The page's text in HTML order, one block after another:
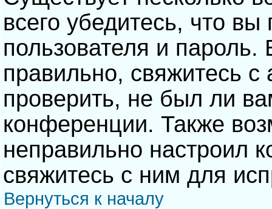
всего убедитесь, что
пользователя и
правильно, свяжитесь
проверить, не был ли
конференции. Также
неправильно настроил
свяжитесь с ним для
Вернуться к началу